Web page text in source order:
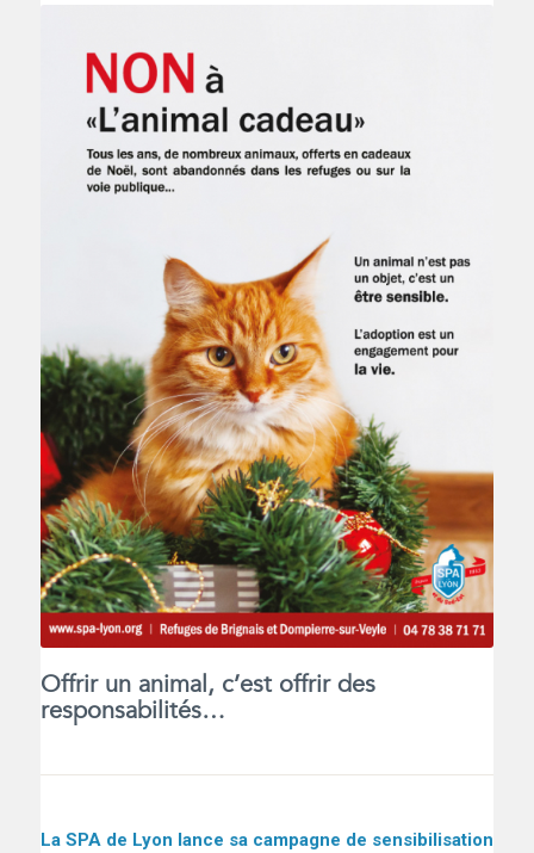
Offrir un animal, c’est offrir des
responsabilités…
La SPA de Lyon lance sa campagne de sensibilisation